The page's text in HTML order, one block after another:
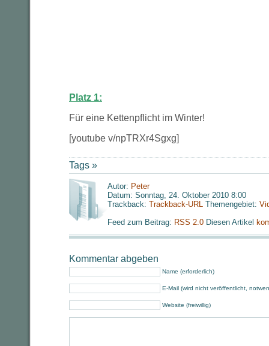
Platz 1:
Für eine Kettenpflicht im Winter!
[youtube v/npTRXr4Sgxg]
Tags »
Autor: Peter
Datum: Sonntag, 24. Oktober 2010 8:00
Trackback: Trackback-URL Themengebiet:
Feed zum Beitrag: RSS 2.0 Diesen Artikel
Kommentar abgeben
Name (erforderlich)
E-Mail (wird nicht veröffentlicht,
Website (freiwillig)